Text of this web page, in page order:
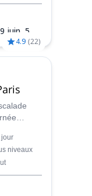
juin, 5
23 juil.,
août,9
4.9 (22)
en
jour
niveaux